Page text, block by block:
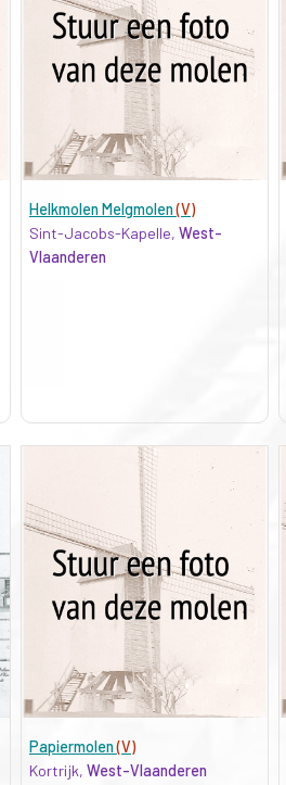
Helkmolen Melgmolen(V)
Sint-Jacobs-Kapelle, West-
Vlaanderen
Papiermolen(V)
Kortrijk, West-Vlaanderen